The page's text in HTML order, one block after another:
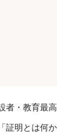
者・教育最
証明とは何